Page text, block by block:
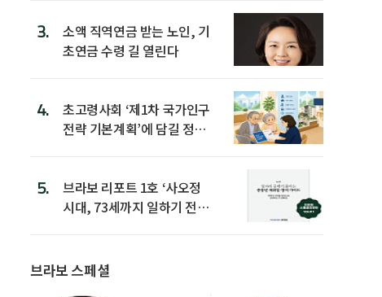
3.
소액 직역연금 받는 노인, 기
초연금 수령 길 열린다
4.
초고령사회 ‘제1차 국가인구
전략 기본계획’에 담길 정책
5.
브라보 리포트 1호 ‘사오정
시대, 73세까지 일하기 전략’
브라보 스페셜